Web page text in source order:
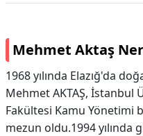
Mehmet Aktaş
1968 yılında Elazığ'da
Mehmet AKTAŞ, İstanbul
Fakültesi Kamu Yönetimi
mezun oldu.1994 yılında